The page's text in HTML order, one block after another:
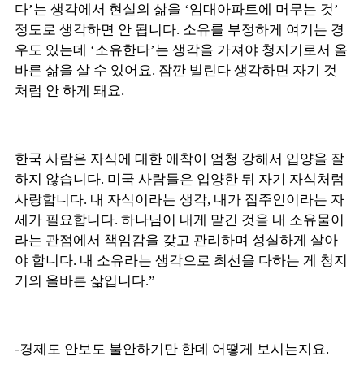
다’는 생각에서 현실의 삶을 ‘임대아파트에 머무는 것’
정도로 생각하면 안 됩니다. 소유를 부정하게 여기는 경
우도 있는데 ‘소유한다’는 생각을 가져야 청지기로서 올
바른 삶을 살 수 있어요. 잠깐 빌린다 생각하면 자기 것
처럼 안 하게 돼요.
한국 사람은 자식에 대한 애착이 엄청 강해서 입양을 잘
하지 않습니다. 미국 사람들은 입양한 뒤 자기 자식처럼
사랑합니다. 내 자식이라는 생각, 내가 집주인이라는 자
세가 필요합니다. 하나님이 내게 맡긴 것을 내 소유물이
라는 관점에서 책임감을 갖고 관리하며 성실하게 살아
야 합니다. 내 소유라는 생각으로 최선을 다하는 게 청지
기의 올바른 삶입니다.”
-경제도 안보도 불안하기만 한데 어떻게 보시는지요.